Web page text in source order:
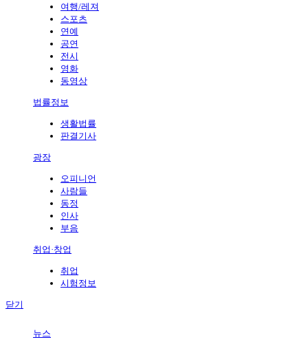
여행/레져
스포츠
연예
공연
전시
영화
동영상
법률정보
생활법률
판결기사
광장
오피니언
사람들
동정
인사
부음
취업·창업
취업
시험정보
닫기
뉴스